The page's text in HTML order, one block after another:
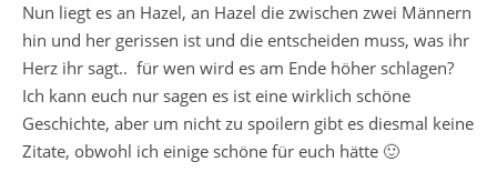
Nun liegt es an Hazel, an Hazel die zwischen zwei Männern
hin und her gerissen ist und die entscheiden muss, was ihr
Herz ihr sagt.. für wen wird es am Ende höher schlagen?
Ich kann euch nur sagen es ist eine wirklich schöne
Geschichte, aber um nicht zu spoilern gibt es diesmal keine
Zitate, obwohl ich einige schöne für euch hätte 🙂